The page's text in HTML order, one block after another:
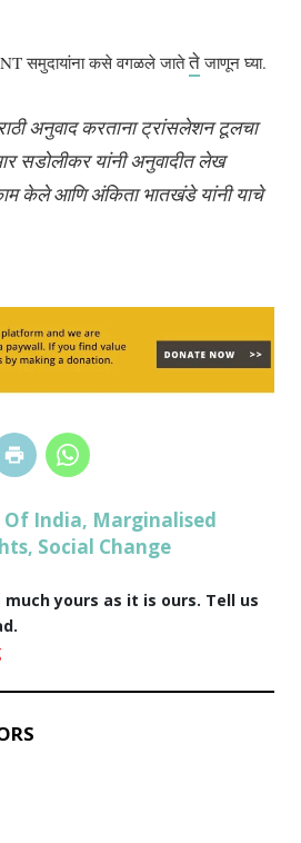
समुदायांना कसे वगळले जातेतेजाणून घ्या.
अनुवादकरतानाट्रांसलेशन टूलचा
सडोलीकर यांनीअनुवादीतलेख
केलेआणिअंकिता भातखंडेयांनी याचे
India, Marginalised
, Social Change
much yours as it is ours. Tell us